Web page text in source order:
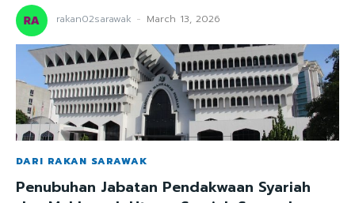
rakan02sarawak - March 13, 2026
DARI RAKAN SARAWAK
Penubuhan Jabatan Pendakwaan Syariah